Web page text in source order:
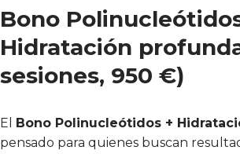
Bono
Hidratación
sesiones, 950 €)
El Bono Polinucleótidos +
pensado para quienes buscan